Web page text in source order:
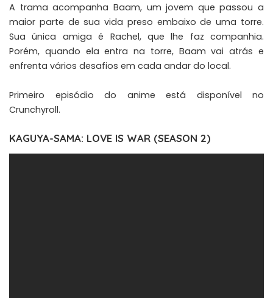
A trama acompanha Baam, um jovem que passou a
maior parte de sua vida preso embaixo de uma torre.
Sua única amiga é Rachel, que lhe faz companhia.
Porém, quando ela entra na torre, Baam vai atrás e
enfrenta vários desafios em cada andar do local.
Primeiro episódio do anime está disponível no
Crunchyroll.
KAGUYA-SAMA: LOVE IS WAR (SEASON 2)